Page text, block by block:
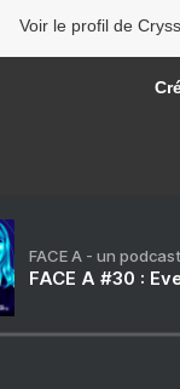
Voir le profil de
FACE A - un
FACE A #30 :